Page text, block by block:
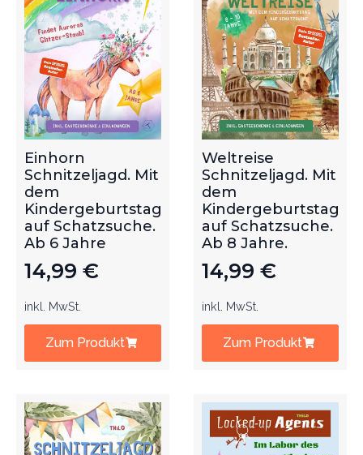
Einhorn
Schnitzeljagd. Mit
dem
Kindergeburtstag
auf Schatzsuche.
Ab 6 Jahre
14,99 €
inkl. MwSt.
Zum Produkt
Weltreise
Schnitzeljagd. Mit
dem
Kindergeburtstag
auf Schatzsuche.
Ab 8 Jahre.
14,99 €
inkl. MwSt.
Zum Produkt